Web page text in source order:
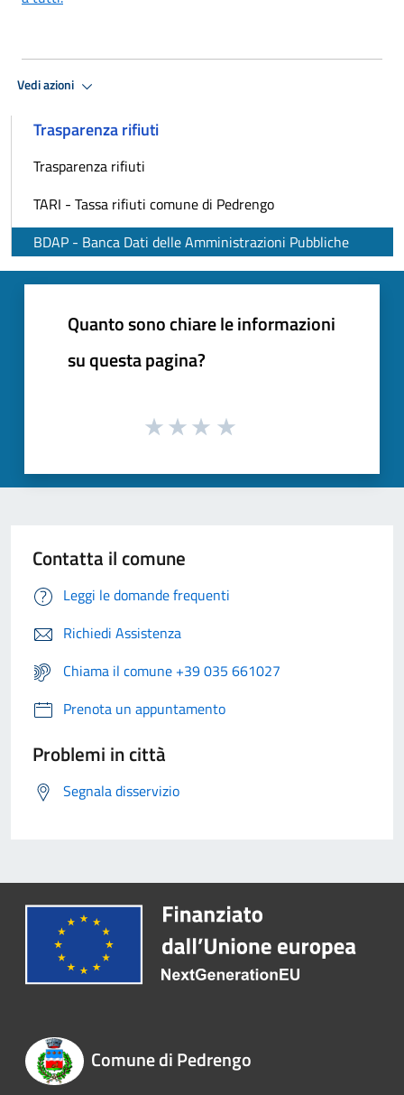
Vedi azioni
Trasparenza rifiuti
Trasparenza rifiuti
TARI - Tassa rifiuti comune di Pedrengo
BDAP - Banca Dati delle Amministrazioni Pubbliche
Quanto sono chiare le informazioni
su questa pagina?
Contatta il comune
Leggi le domande frequenti
Richiedi Assistenza
Chiama il comune +39 035 661027
Prenota un appuntamento
Problemi in città
Segnala disservizio
Comune di Pedrengo